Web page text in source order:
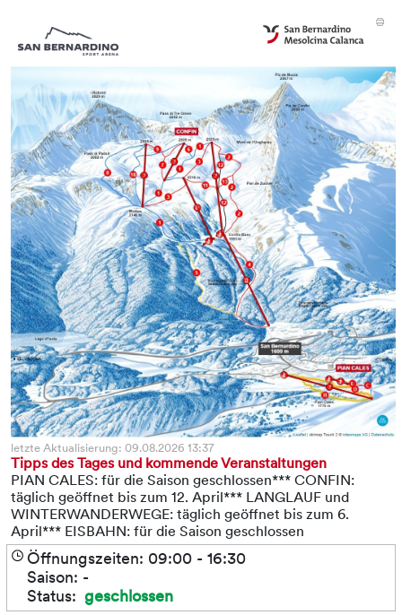
letzte Aktualisierung: 09.08.2026 13:37
Tipps des Tages und kommende Veranstaltungen
PIAN CALES: für die Saison geschlossen*** CONFIN:
täglich geöffnet bis zum 12. April*** LANGLAUF und
WINTERWANDERWEGE: täglich geöffnet bis zum 6.
April*** EISBAHN: für die Saison geschlossen
Öffnungszeiten: 09:00 - 16:30
Saison: -
Status: geschlossen